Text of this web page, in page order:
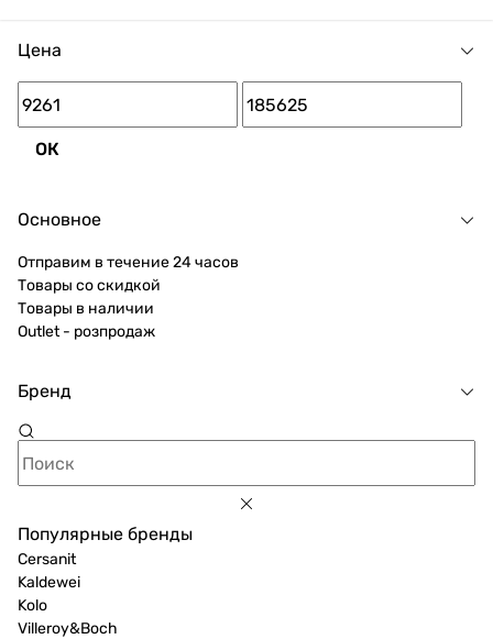
Цена
ОК
Основное
Отправим в течение 24 часов
Товары со скидкой
Товары в наличии
Outlet - розпродаж
Бренд
Популярные бренды
Cersanit
Kaldewei
Kolo
Villeroy&Boch